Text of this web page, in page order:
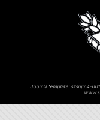
Joomla template: szsnjm4-